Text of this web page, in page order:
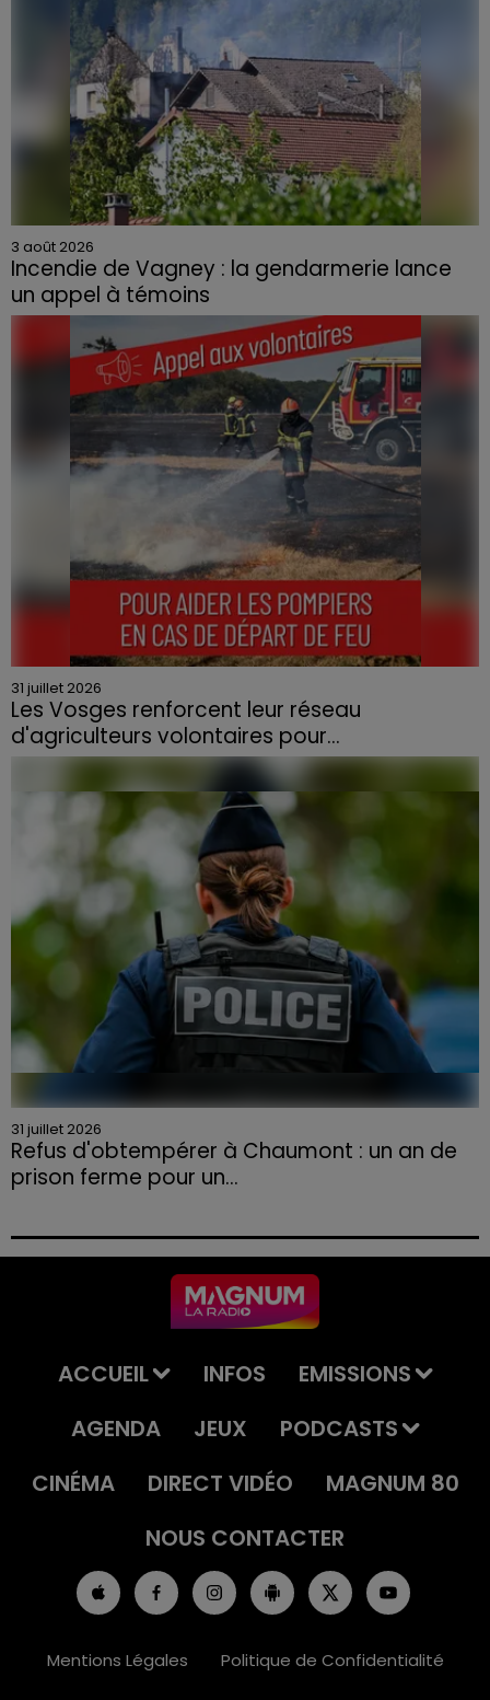
3 août 2026
Incendie de Vagney : la gendarmerie lance
un appel à témoins
Le feu, parti d'une haie avant de se propager au
quartier résidentiel, avait détruit deux habitations et
contraint à l'évacuation d'une centaine de personnes.
31 juillet 2026
Les Vosges renforcent leur réseau
d'agriculteurs volontaires pour...
Face à la sécheresse et aux risques de départs de feu,
la Chambre d'agriculture des Vosges a lancé un appel
aux agriculteurs volontaires pour venir en aide...
31 juillet 2026
Refus d'obtempérer à Chaumont : un an de
prison ferme pour un...
permis et la confiscation de son véhicule.
ACCUEIL INFOS
EMISSIONS
AGENDA
JEUX
PODCASTS
CINÉMA
DIRECT VIDÉO
MAGNUM 80
NOUS CONTACTER
Mentions Légales Politique de Confidentialité